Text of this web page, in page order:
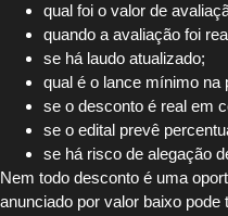
qual foi o valor de
quando a avaliação foi
se há laudo atualizado;
qual é o lance mínimo na
se o desconto é real em
se o edital prevê
se há risco de alegação
Nem todo desconto é uma
anunciado por valor baixo